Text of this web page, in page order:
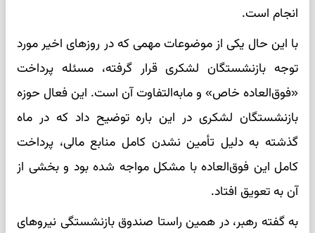
انجام است.
با این حال یکی از موضوعات مهمی که در روزهای اخیر مورد
توجه بازنشستگان لشکری قرار گرفته، مسئله پرداخت
«فوق‌العاده خاص» و مابه‌التفاوت آن است. این فعال حوزه
بازنشستگان لشکری در این باره توضیح داد که در ماه
گذشته به دلیل تأمین نشدن کامل منابع مالی، پرداخت
کامل این فوق‌العاده با مشکل مواجه شده بود و بخشی از
آن به تعویق افتاد.
به گفته رهبر، در همین راستا صندوق بازنشستگی نیروهای